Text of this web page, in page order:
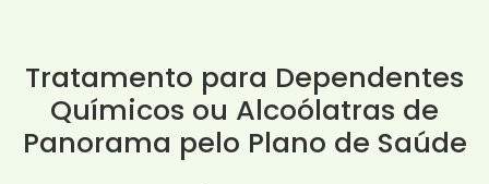
Tratamento para Dependentes
Químicos ou Alcoólatras de
Panorama pelo Plano de Saúde